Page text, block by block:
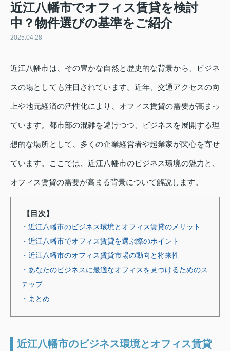
近江八幡市でオフィス賃貸を検討
中？物件選びの基準をご紹介
2025.04.28
近江八幡市は、その豊かな自然と歴史的な背景から、ビジネ
スの場としても注目されています。近年、交通アクセスの向
上や地元経済の活性化により、オフィス賃貸の需要が高まっ
ています。都市部の混雑を避けつつ、ビジネスを展開する理
想的な場所として、多くの企業経営者や起業家が関心を寄せ
ています。ここでは、近江八幡市のビジネス環境の魅力と、
オフィス賃貸の需要が高まる背景について解説します。
【目次】
・近江八幡市のビジネス環境とオフィス賃貸のメリット
・近江八幡市でオフィス賃貸を選ぶ際のポイント
・近江八幡市のオフィス賃貸市場の動向と将来性
・あなたのビジネスに最適なオフィスを見つけるためのス
テップ
・まとめ
近江八幡市のビジネス環境とオフィス賃貸